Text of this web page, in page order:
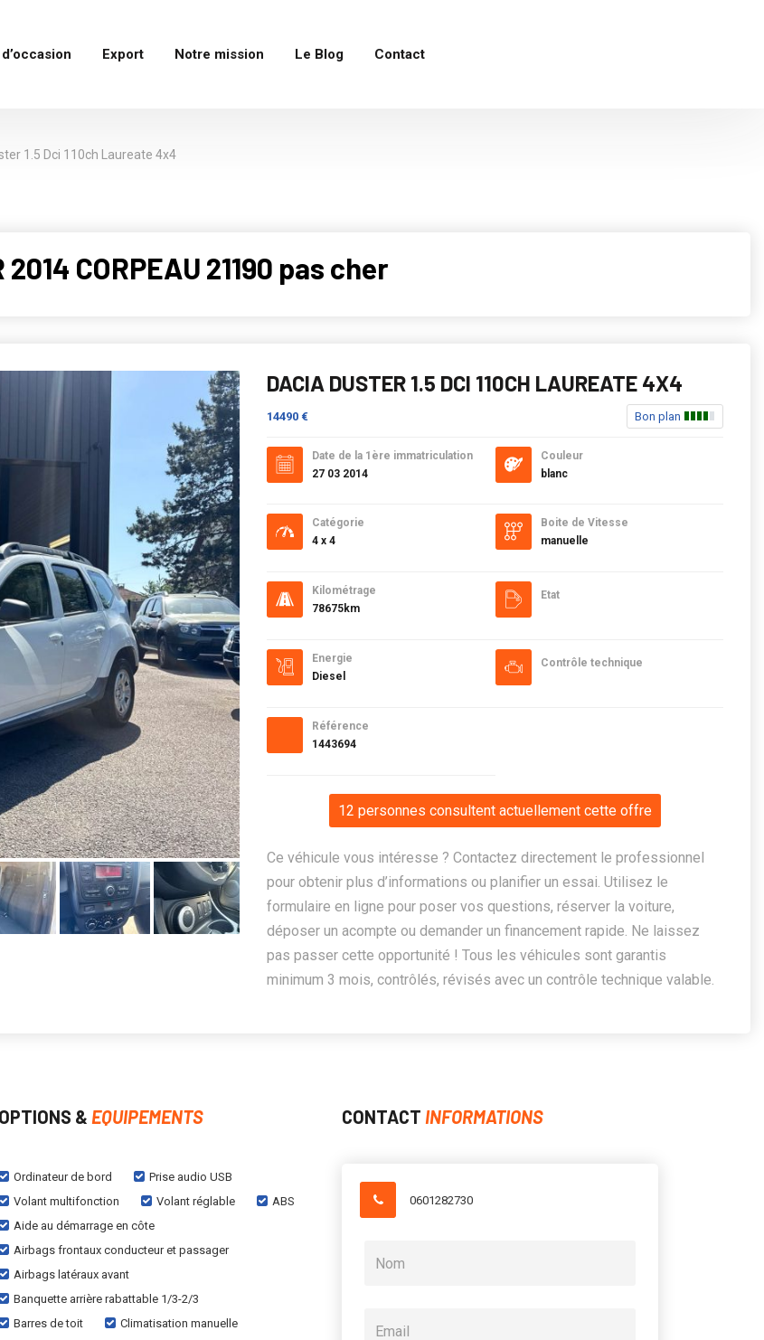
Export Notre mission Le Blog Contact
1.5 Dci 110ch Laureate 4x4
CORPEAU 21190 pas cher
DACIA DUSTER 1.5 DCI 110CH LAUREATE 4X4
14490 € Bon plan
Date de la 1ère immatriculation
27 03 2014
Catégorie
4 x 4
Kilométrage
78675km
Energie
Diesel
Référence
1443694
Couleur
blanc
Boite de Vitesse
manuelle
Etat
Contrôle technique
12 personnes consultent actuellement cette offre
Ce véhicule vous intéresse ? Contactez directement le professionnel
pour obtenir plus d’informations ou planifier un essai. Utilisez le
formulaire en ligne pour poser vos questions, réserver la voiture,
déposer un acompte ou demander un financement rapide. Ne laissez
pas passer cette opportunité ! Tous les véhicules sont garantis
minimum 3 mois, contrôlés, révisés avec un contrôle technique valable.
OPTIONS & EQUIPEMENTS
Ordinateur de bord
Prise audio USB
Volant multifonction
Volant réglable
ABS
Aide au démarrage en côte
Airbags frontaux conducteur et passager
Airbags latéraux avant
Banquette arrière rabattable 1/3-2/3
Barres de toit
Climatisation manuelle
CONTACT INFORMATIONS
0601282730